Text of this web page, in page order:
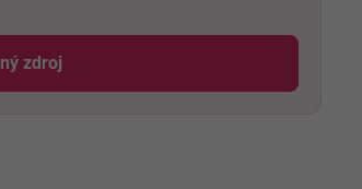
zdrojsa otvorí v novom okne